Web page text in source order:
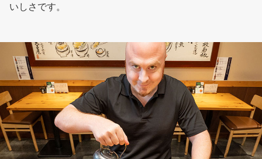
いしさです。